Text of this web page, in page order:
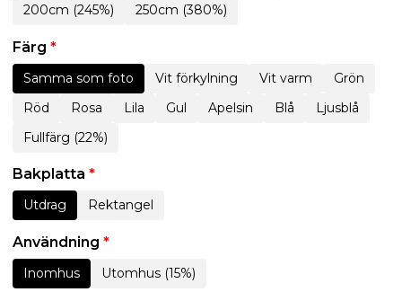
200cm (245%)
250cm (380%)
Färg *
Samma som foto Vit förkylning Vit varm
Grön
Röd
Rosa Lila Gul Apelsin Blå
Ljusblå
Fullfärg (22%)
Bakplatta *
Utdrag Rektangel
Användning *
Inomhus Utomhus (15%)